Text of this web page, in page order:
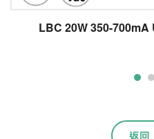
LBC 20W 350-
返回